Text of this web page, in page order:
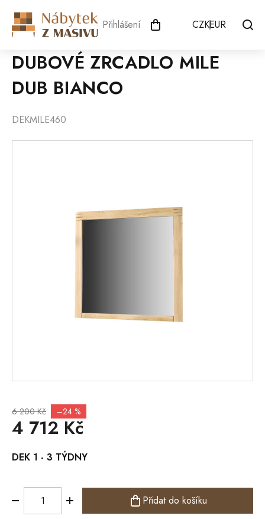
obsah
Přihlášení CZKEUR
DUBOVÉ ZRCADLO MILE
DUB BIANCO
DEKMILE460
6 200 Kč –24 %
4 712 Kč
cena:
DEK 1 - 3 TÝDNY
Přidat do košíku